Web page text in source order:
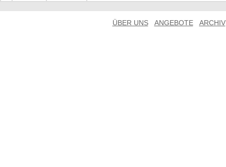
ÜBER UNS ANGEBOTE ARCHIV